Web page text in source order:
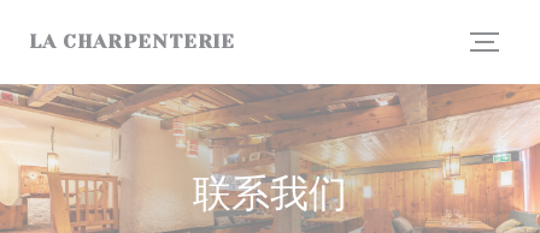
LA CHARPENTERIE
联系我们